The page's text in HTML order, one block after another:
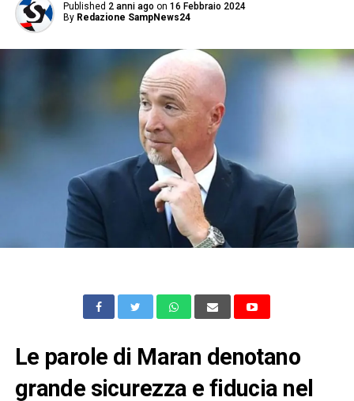
Published 2 anni ago on 16 Febbraio 2024
By Redazione SampNews24
Le parole di Maran denotano
grande sicurezza e fiducia nel